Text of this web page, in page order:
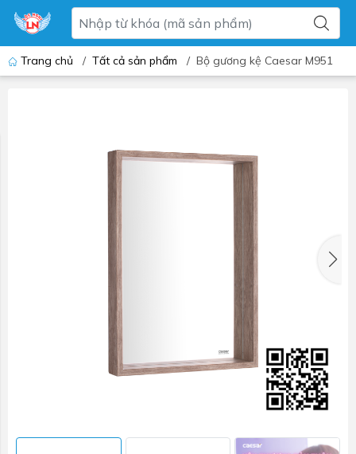
Trang chủ / Tất cả sản phẩm / Bộ gương kệ Caesar M951